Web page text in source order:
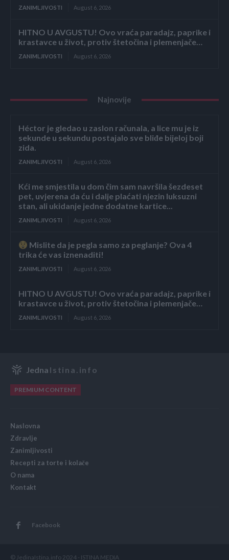
ZANIMLJIVOSTI August 6, 2026
HITNO U AVGUSTU! Ovo vraća paradajz, paprike i
krastavce u život, protiv štetočina i plemenjače…
ZANIMLJIVOSTI August 6, 2026
Najnovije
Héctor je gledao u zaslon računala, a lice mu je iz
sekunde u sekundu postajalo sve bliđe bijeloj boji
zida.
ZANIMLJIVOSTI August 6, 2026
Kći me smjestila u dom čim sam navršila šezdeset
pet, uvjerena da ću i dalje plaćati njezin luksuzni
stan, ali ukidanje jedne dodatne kartice...
ZANIMLJIVOSTI August 6, 2026
Mislite da je pegla samo za peglanje? Ova 4
trika će vas iznenaditi!
ZANIMLJIVOSTI August 6, 2026
HITNO U AVGUSTU! Ovo vraća paradajz, paprike i
krastavce u život, protiv štetočina i plemenjače…
ZANIMLJIVOSTI August 6, 2026
Jedna Istina.info
PREMIUM CONTENT
Naslovna
Zdravlje
Zanimljivosti
Recepti za torte i kolače
O nama
Kontakt
Facebook
© JedinaIstina.info 2024 - ISTINA MEDIA